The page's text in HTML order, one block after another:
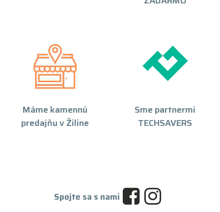
Máme kamennú
predajňu v Žiline
Sme partnermi
TECHSAVERS
Spojte sa s nami